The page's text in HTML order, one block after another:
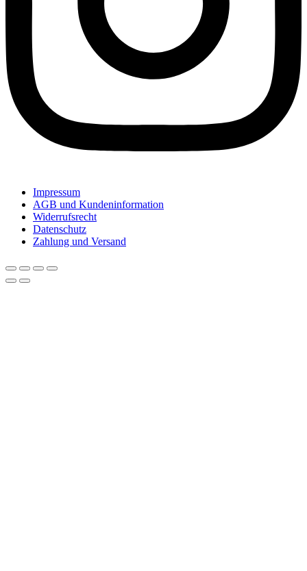
Impressum
AGB und Kundeninformation
Widerrufsrecht
Datenschutz
Zahlung und Versand